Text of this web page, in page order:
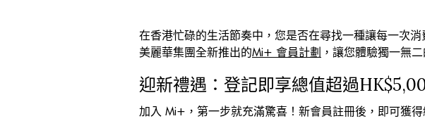
在香港忙碌的生活節奏中，您是否在尋找一種讓每一
美麗華集團全新推出的Mi+ 會員計劃 ，讓您體驗獨一無
迎新禮遇：登記即享總值超過
加入 Mi+，第一步就充滿驚喜！新會員註冊後，即可獲